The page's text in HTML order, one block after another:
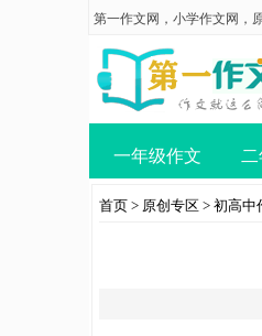
第一作文网 ， 小学作文网 ，
一年级作文
首页 > 原创专区 > 初高中